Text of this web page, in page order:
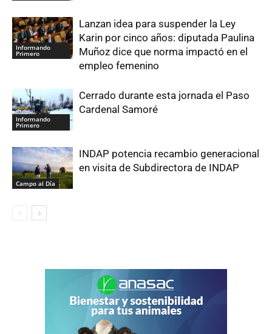
Informando
Primero
Lanzan idea para suspender la Ley
Karin por cinco años: diputada Paulina
Muñoz dice que norma impactó en el
empleo femenino
Informando
Primero
Cerrado durante esta jornada el Paso
Cardenal Samoré
Campo al Día
INDAP potencia recambio generacional
en visita de Subdirectora de INDAP